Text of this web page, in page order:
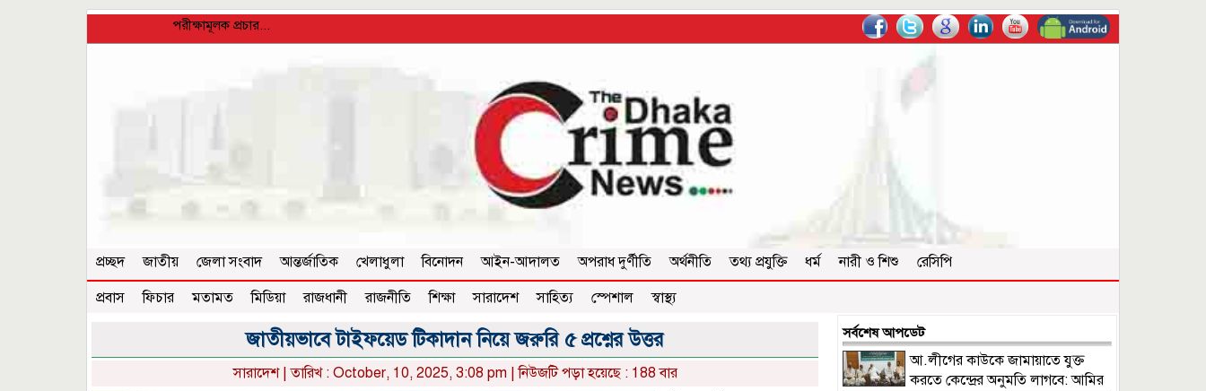
পরীক্ষামূলক প্রচার...
প্রচ্ছদ জাতীয় জেলা সংবাদ আন্তর্জাতিক খেলাধুলা বিনোদন আইন-আদালত অপরাধ দুর্ণীতি অর্থনীতি তথ্য প্রযুক্তি ধর্ম নারী ও শিশু
রেসিপি
প্রবাস
ফিচার মতামত মিডিয়া রাজধানী রাজনীতি শিক্ষা সারাদেশ সাহিত্য স্পেশাল স্বাস্থ্য
জাতীয়ভাবে টাইফয়েড টিকাদান নিয়ে জরুরি ৫ প্রশ্নের উত্তর
সারাদেশ| তারিখ : October, 10, 2025, 3:08 pm | নিউজটি পড়া হয়েছে : 188 বার
সর্বশেষ আপডেট
আ.লীগের কাউকে জামায়াতে যুক্ত
করতে কেন্দ্রের অনুমতি লাগবে: আমির